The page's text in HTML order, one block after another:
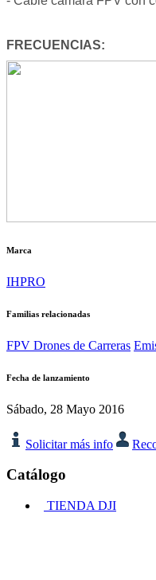
FRECUENCIAS:
Marca
IHPRO
Familias relacionadas
FPV Drones de Carreras
Fecha de lanzamiento
Sábado, 28 Mayo 2016
Solicitar más info
Catálogo
TIENDA DJI